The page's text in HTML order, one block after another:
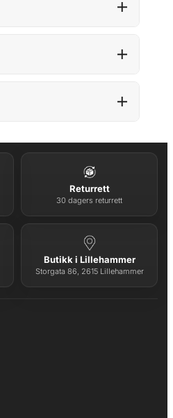
Returrett
30 dagers returrett
Butikk i Lillehammer
Storgata 86, 2615 Lillehammer